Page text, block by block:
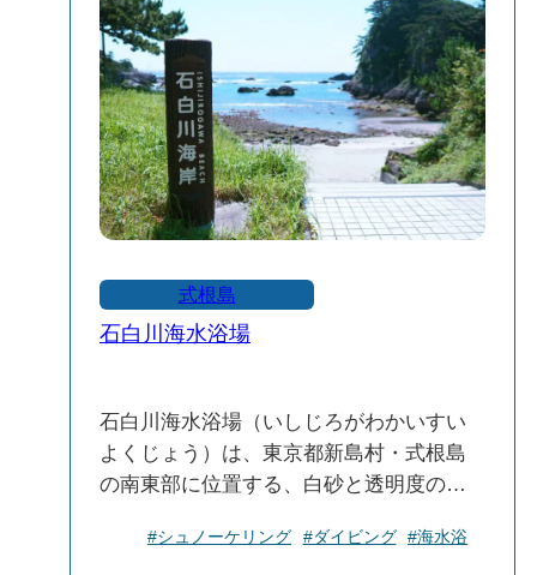
式根島
石白川海水浴場
石白川海水浴場（いしじろがわかいすい
よくじょう）は、東京都新島村・式根島
の南東部に位置する、白砂と透明度の高
シュノーケリングやダイビングに適して
#シュノーケリング #ダイビング #海水浴